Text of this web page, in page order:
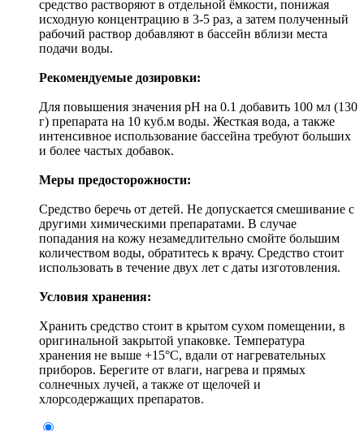
средство растворяют в отдельной ёмкости, понижая
исходную концентрацию в 3-5 раз, а затем полученный
рабочий раствор добавляют в бассейн вблизи места
подачи воды.
Рекомендуемые дозировки:
Для повышения значения рН на 0.1 добавить 100 мл (130
г) препарата на 10 куб.м воды. Жесткая вода, а также
интенсивное использование бассейна требуют больших
и более частых добавок.
Меры предосторожности:
Средство беречь от детей. Не допускается смешивание с
другими химическими препаратами. В случае
попадания на кожу незамедлительно смойте большим
количеством воды, обратитесь к врачу. Средство стоит
использовать в течение двух лет с даты изготовления.
Условия хранения:
Хранить средство стоит в крытом сухом помещении, в
оригинальной закрытой упаковке. Температура
хранения не выше +15°С, вдали от нагревательных
приборов. Берегите от влаги, нагрева и прямых
солнечных лучей, а также от щелочей и
хлорсодержащих препаратов.